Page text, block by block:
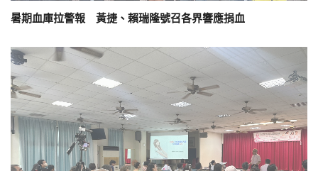
暑期血庫拉警報 黃捷、賴瑞隆號召各界響應捐血